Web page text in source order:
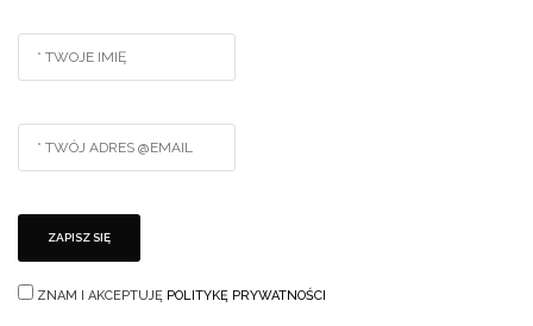
ZNAM I AKCEPTUJĘ POLITYKĘ PRYWATNOŚCI